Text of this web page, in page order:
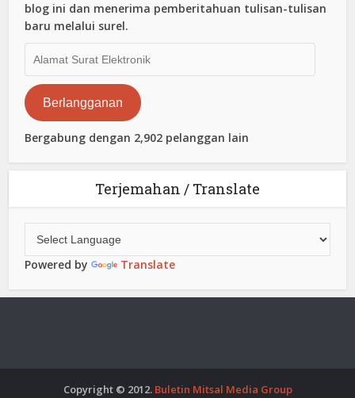
blog ini dan menerima pemberitahuan tulisan-tulisan
baru melalui surel.
Surat
Elektronik
Berlangganan
Bergabung dengan 2,902 pelanggan lain
Terjemahan / Translate
Powered by Translate
Copyright © 2012. Buletin Mitsal Media Group